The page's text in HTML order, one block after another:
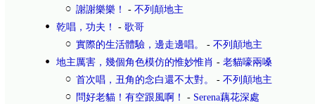
謝謝樂樂！
- 不列顛地主
乾唱，功夫！
- 歌哥
實際的生活體驗，邊走邊唱。
- 不列顛地主
地主厲害，幾個角色模仿的惟妙惟肖 - 老貓嚎兩嗓
首次唱，丑角的念白還不太對。
- 不列顛地主
問好老貓！有空跟風啊！
- Serena藕花深處